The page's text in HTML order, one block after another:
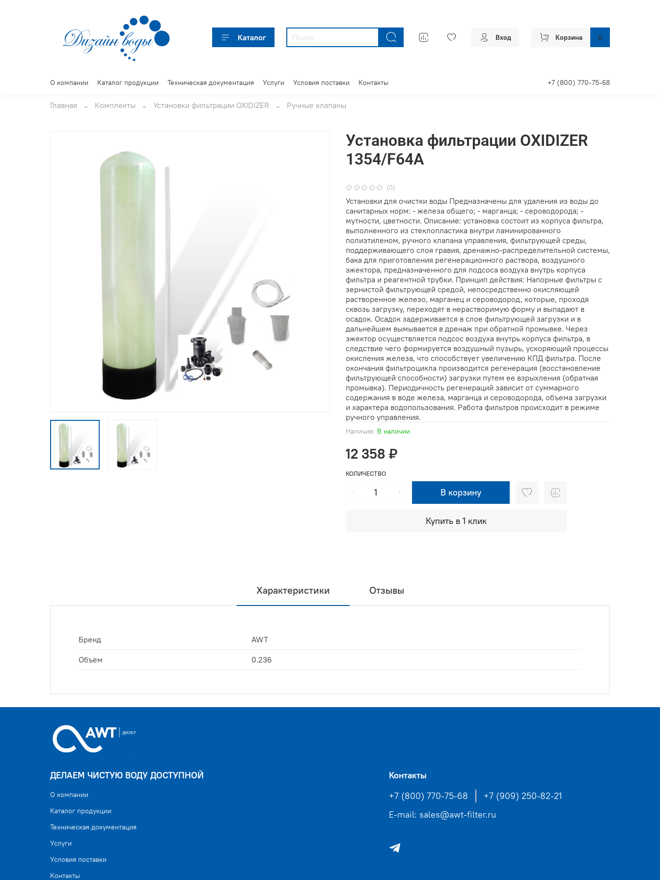
Каталог Вход Корзина 0
О компании Каталог продукции Техническая документация Услуги Условия поставки Контакты +7 (800) 770-75-68
Главная Комплекты Установки фильтрации OXIDIZER Ручные клапаны
(0)
Наличие: В наличии
Установка фильтрации OXIDIZER
1354/F64A
12 358 ₽
КОЛИЧЕСТВО
В корзину
Купить в 1 клик
Установки для очистки воды Предназначены для удаления из воды до
санитарных норм: - железа общего; - марганца; - сероводорода; -
мутности, цветности. Описание: установка состоит из корпуса фильтра,
выполненного из стеклопластика внутри ламинированного
полиэтиленом, ручного клапана управления, фильтрующей среды,
поддерживающего слоя гравия, дренажно-распределительной системы,
бака для приготовления регенерационного раствора, воздушного
эжектора, предназначенного для подсоса воздуха внутрь корпуса
фильтра и реагентной трубки. Принцип действия: Напорные фильтры с
зернистой фильтрующей средой, непосредственно окисляющей
растворенное железо, марганец и сероводород, которые, проходя
сквозь загрузку, переходят в нерастворимую форму и выпадают в
осадок. Осадок задерживается в слое фильтрующей загрузки и в
дальнейшем вымывается в дренаж при обратной промывке. Через
эжектор осуществляется подсос воздуха внутрь корпуса фильтра, в
следствие чего формируется воздушный пузырь, ускоряющий процессы
окисления железа, что способствует увеличению КПД фильтра. После
окончания фильтроцикла производится регенерация (восстановление
фильтрующей способности) загрузки путем ее взрыхления (обратная
промывка). Периодичность регенераций зависит от суммарного
содержания в воде железа, марганца и сероводорода, объема загрузки
и характера водопользования. Работа фильтров происходит в режиме
ручного управления.
Характеристики Отзывы
Бренд AWT
Объем 0.236
ДЕЛАЕМ ЧИСТУЮ ВОДУ ДОСТУПНОЙ
О компании
Каталог продукции
Техническая документация
Услуги
Условия поставки
Контакты
Контакты
+7 (800) 770-75-68
+7 (909) 250-82-21
E-mail: sales@awt-filter.ru